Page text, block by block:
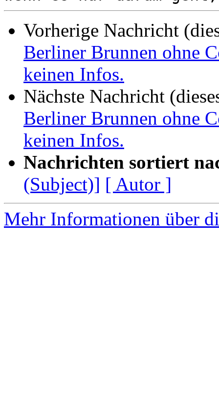
Vorherige Nachricht
Berliner Brunnen ohne
keinen Infos.
Nächste Nachricht
Berliner Brunnen ohne
keinen Infos.
Nachrichten sortiert
(Subject)] [ Autor ]
Mehr Informationen über